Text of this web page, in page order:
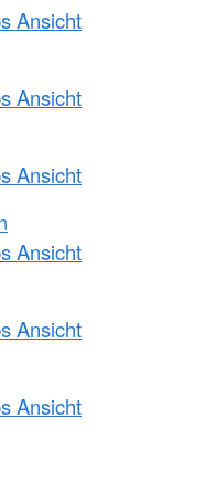
Ansicht
Ansicht
Ansicht
Ansicht
Ansicht
Ansicht